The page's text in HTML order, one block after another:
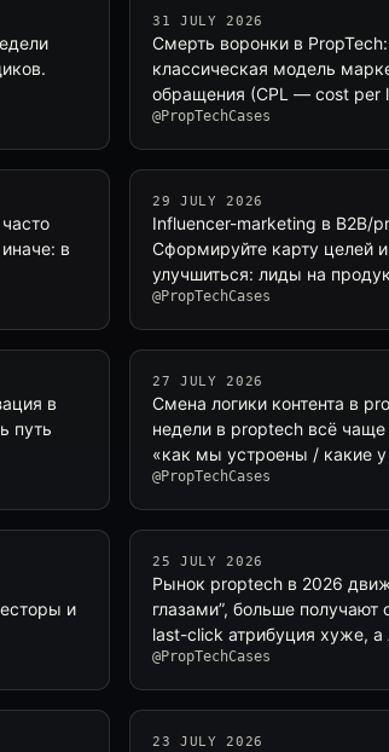
31 JULY 2026
Смерть воронки в
классическая модель
обращения (CPL — cost per
@PropTechCases
в
29 JULY 2026
Influencer-marketing в B2B/
Сформируйте карту целей
улучшиться: лиды на
@PropTechCases
в
путь
27 JULY 2026
Смена логики контента в
недели в proptech всё
«как мы устроены / какие у
@PropTechCases
и
25 JULY 2026
Рынок proptech в 2026
глазами”, больше получают
last-click атрибуция хуже,
@PropTechCases
23 JULY 2026